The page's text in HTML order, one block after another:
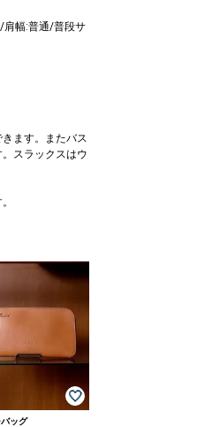
幅:普通/普段サ
ます。またバス
スラックスはウ
ッグ